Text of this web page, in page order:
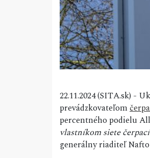
22.11.2024 (SITA.sk) -
prevádzkovateľom
percentného podielu
vlastníkom siete
generálny riaditeľ